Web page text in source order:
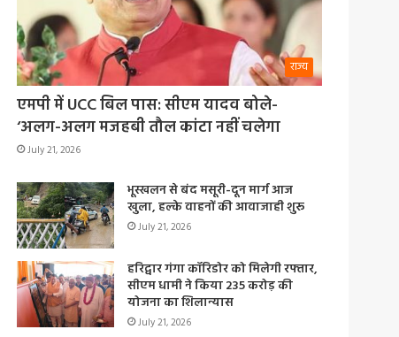
राज्य
एमपी में UCC बिल पास: सीएम यादव बोले-
‘अलग-अलग मजहबी तौल कांटा नहीं चलेगा
July 21, 2026
भूस्खलन से बंद मसूरी-दून मार्ग आज
खुला, हल्के वाहनों की आवाजाही शुरू
July 21, 2026
हरिद्वार गंगा कॉरिडोर को मिलेगी रफ्तार,
सीएम धामी ने किया 235 करोड़ की
योजना का शिलान्यास
July 21, 2026